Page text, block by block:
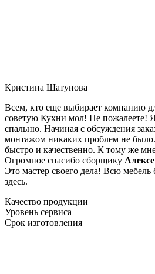
Кристина Шатунова
Всем, кто еще выбирает компанию
советую Кухни мол! Не пожалеете!
спальню. Начиная с обсуждения
монтажом никаких проблем не
быстро и качественно. К тому же
Огромное спасибо сборщику
Это мастер своего дела! Всю мебель
здесь.
Качество продукции
Уровень сервиса
Срок изготовления